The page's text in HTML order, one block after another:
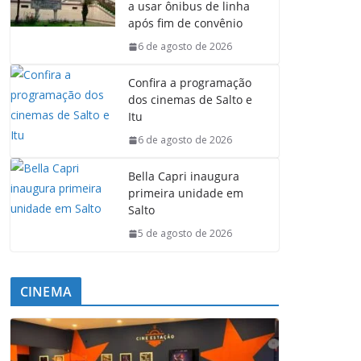
a usar ônibus de linha
após fim de convênio
6 de agosto de 2026
Confira a programação
dos cinemas de Salto e
Itu
6 de agosto de 2026
Bella Capri inaugura
primeira unidade em
Salto
5 de agosto de 2026
CINEMA